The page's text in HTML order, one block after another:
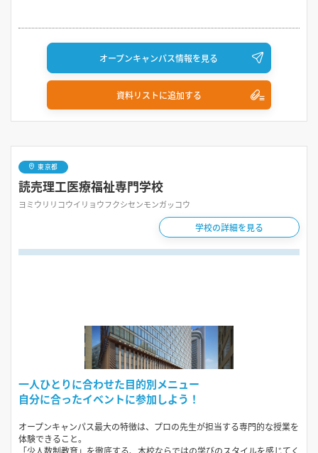
オープンキャンパス情報を見る
資料リストに追加する
東京都
読売理工医療福祉専門学校
ヨミウリリコウイリョウフクシセンモンガッコウ
学校の詳細を見る
一人ひとりに合わせた目的別メニュー
自分に合ったイベントに参加しよう！
オープンキャンパス最大の特徴は、プロの先生が担当する専門的な授業を
体験できること。
「少人数制教育」を徹底する、本校ならではの学びのスタイルを感じてく